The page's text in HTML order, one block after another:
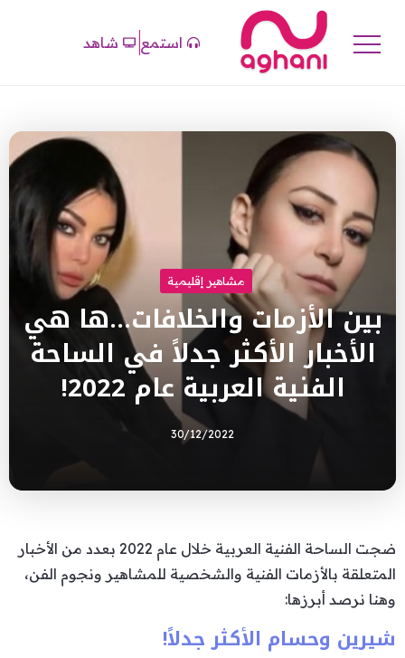
استمع شاهد
مشاهير إقليمية
بين الأزمات والخلافات…ها هي
الأخبار الأكثر جدلاً في الساحة
الفنية العربية عام 2022!
30/12/2022
ضجت الساحة الفنية العربية خلال عام 2022 بعدد من الأخبار
المتعلقة بالأزمات الفنية والشخصية للمشاهير ونجوم الفن،
وهنا نرصد أبرزها:
شيرين وحسام الأكثر جدلاً!